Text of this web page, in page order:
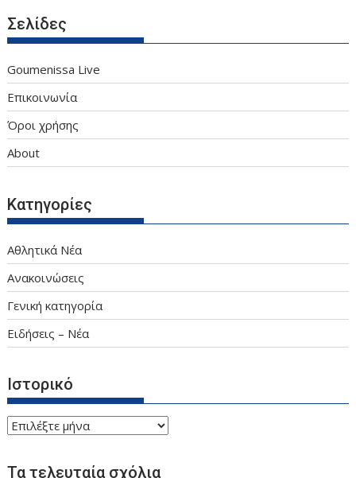
Σελίδες
Goumenissa Live
Επικοινωνία
Όροι χρήσης
About
Κατηγορίες
Αθλητικά Νέα
Ανακοινώσεις
Γενική κατηγορία
Ειδήσεις – Νέα
Ιστορικό
Ιστορικό
Τα τελευταία σχόλια